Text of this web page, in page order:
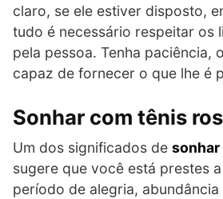
claro, se ele estiver disposto,
tudo é necessário respeitar os
pela pessoa. Tenha paciência,
capaz de fornecer o que lhe é
Sonhar com tênis
Um dos significados de
sugere que você está prestes
período de alegria,